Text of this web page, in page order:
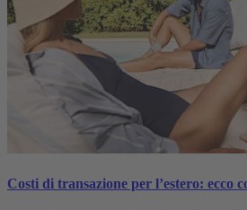
Costi di transazione per l’estero: ecco